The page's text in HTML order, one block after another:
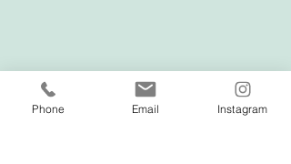
Phone Email Instagram